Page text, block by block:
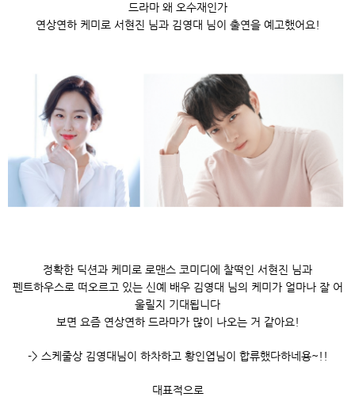
드라마 왜 오수재인가
연상연하 케미로 서현진 님과 김영대 님이 출연을 예고했어요!
정확한 딕션과 케미로 로맨스 코미디에 찰떡인 서현진 님과
펜트하우스로 떠오르고 있는 신예 배우 김영대 님의 케미가 얼마나 잘 어
울릴지 기대됩니다
보면 요즘 연상연하 드라마가 많이 나오는 거 같아요!
-> 스케줄상 김영대님이 하차하고 황인엽님이 합류했다하네용~!!
대표적으로